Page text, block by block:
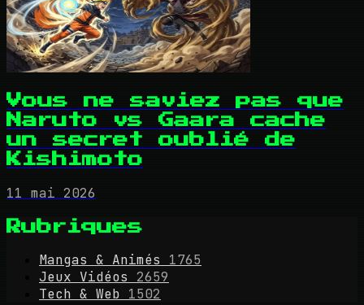
Vous ne saviez pas que
Naruto vs Gaara cache
un secret oublié de
Kishimoto
11 mai 2026
Rubriques
Mangas & Animés
1765
Jeux Vidéos
2659
Tech & Web 1502